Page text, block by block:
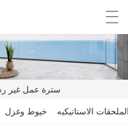
سترة عمل غير
خيوط وغزل الاستاتيكيه